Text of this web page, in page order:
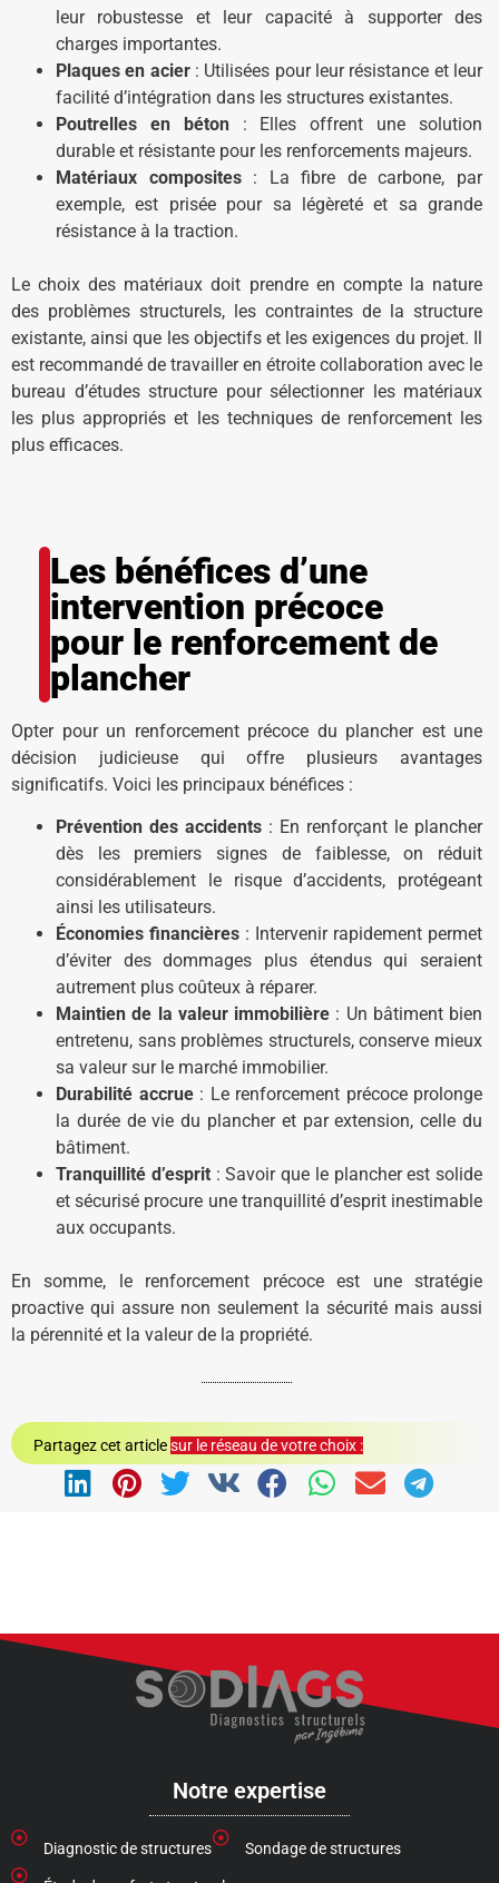
leur robustesse et leur capacité à supporter des
charges importantes.
Plaques en acier: Utilisées pour leur résistance et leur
facilité d’intégration dans les structures existantes.
Poutrelles en béton: Elles offrent une solution
durable et résistante pour les renforcements majeurs.
Matériaux composites: La fibre de carbone, par
exemple, est prisée pour sa légèreté et sa grande
résistance à la traction.
Le choix des matériaux doit prendre en compte la nature
des problèmes structurels, les contraintes de la structure
existante, ainsi que les objectifs et les exigences du projet. Il
est recommandé de travailler en étroite collaboration avec le
bureau d’études structure pour sélectionner les matériaux
les plus appropriés et les techniques de renforcement les
plus efficaces.
Les bénéfices d’une
intervention précoce
pour le renforcement de
plancher
Opter pour un renforcement précoce du plancher est une
décision judicieuse qui offre plusieurs avantages
significatifs. Voici les principaux bénéfices :
Prévention des accidents : En renforçant le plancher
dès les premiers signes de faiblesse, on réduit
considérablement le risque d’accidents, protégeant
ainsi les utilisateurs.
Économies financières : Intervenir rapidement permet
d’éviter des dommages plus étendus qui seraient
autrement plus coûteux à réparer.
Maintien de la valeur immobilière : Un bâtiment bien
entretenu, sans problèmes structurels, conserve mieux
sa valeur sur le marché immobilier.
Durabilité accrue: Le renforcement précoce prolonge
la durée de vie du plancher et par extension, celle du
bâtiment.
Tranquillité d’esprit: Savoir que le plancher est solide
et sécurisé procure une tranquillité d’esprit inestimable
aux occupants.
En somme, le renforcement précoce est une stratégie
proactive qui assure non seulement la sécurité mais aussi
la pérennité et la valeur de la propriété.
Partagez cet article
Notre expertise
Diagnostic de structures Sondage de structures